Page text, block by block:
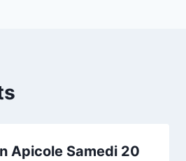
Apicole Samedi 20